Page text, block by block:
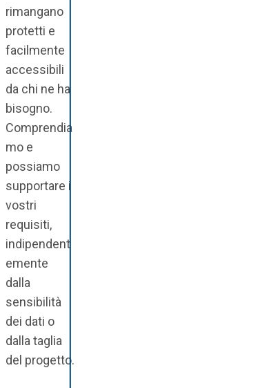
rimangano
protetti e
facilmente
accessibili
da chi ne ha
bisogno.
Comprendia
mo e
possiamo
supportare i
vostri
requisiti,
indipendent
emente
dalla
sensibilità
dei dati o
dalla taglia
del progetto.